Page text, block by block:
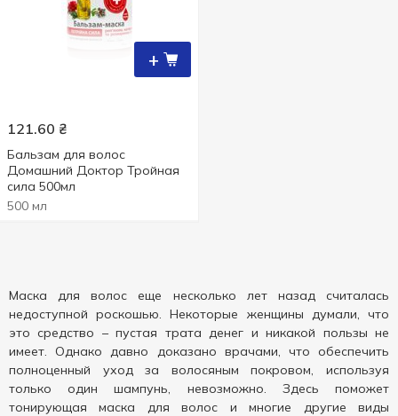
+
121.60 ₴
Бальзам для волос
Домашний Доктор Тройная
сила 500мл
500 мл
Маска для волос еще несколько лет назад считалась
недоступной роскошью. Некоторые женщины думали, что
это средство – пустая трата денег и никакой пользы не
имеет. Однако давно доказано врачами, что обеспечить
полноценный уход за волосяным покровом, используя
только один шампунь, невозможно. Здесь поможет
тонирующая маска для волос и многие другие виды